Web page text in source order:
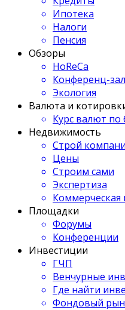
Ипотека
Налоги
Пенсия
Обзоры
HoReCa
Конференц-
Экология
Валюта и
Курс валют
Недвижимость
Строй
Цены
Строим сами
Экспертиза
Площадки
Форумы
Конференции
Инвестиции
ГЧП
Венчурные
Где найти
Фондовый